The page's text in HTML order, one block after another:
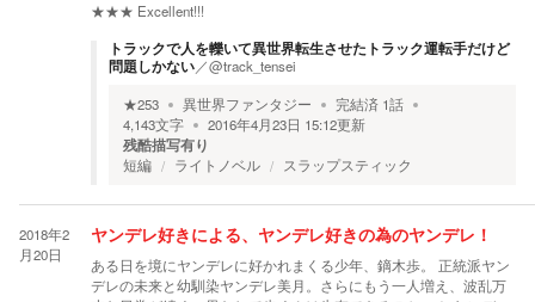
★★★ Excellent!!!
トラックで人を轢いて異世界転生させたトラック運転手だけど
問題しかない／@track_tensei
★253 異世界ファンタジー 完結済 1話
4,143文字 2016年4月23日 15:12更新
残酷描写有り
短編 ライトノベル スラップスティック
2018年2
月20日
ヤンデレ好きによる、ヤンデレ好きの為のヤンデレ！
ある日を境にヤンデレに好かれまくる少年、鏑木歩。 正統派ヤン
デレの未来と幼馴染ヤンデレ美月。さらにもう一人増え、波乱万